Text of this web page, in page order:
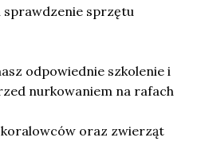
sprzętu
odpowiednie szkolenie i
nurkowaniem na rafach
oraz zwierząt